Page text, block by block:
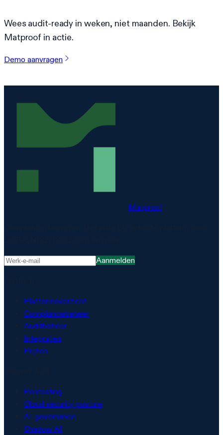
Wees audit-ready in weken, niet maanden. Bekijk
Matproof in actie.
Demo aanvragen
Matproof
Aanmelden
Platformoverzicht
Compliancebeheer
Auditbeheer
Integraties
Prijzen
Pentesting
Cloud security posture
AI-governance
Shadow AI